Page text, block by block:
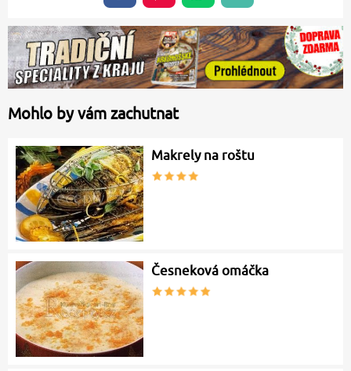
Mohlo by vám zachutnat
Makrely na roštu
Česneková omáčka